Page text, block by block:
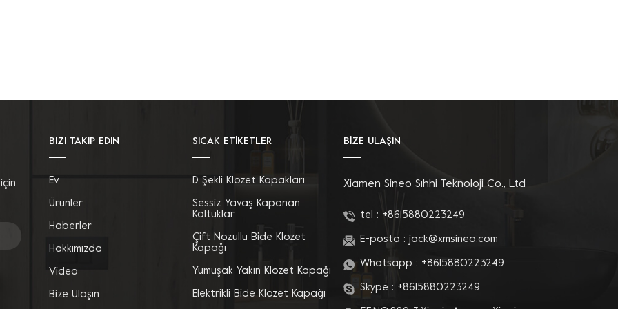
BIZI TAKIP EDIN
Ev
Ürünler
Haberler
Hakkımızda
Video
Bize Ulaşın
SICAK ETİKETLER
D Şekli Klozet Kapakları
Sessiz Yavaş Kapanan
Koltuklar
Çift Nozullu Bide Klozet
Kapağı
Yumuşak Yakın Klozet Kapağı
Elektrikli Bide Klozet Kapağı
BİZE ULAŞIN
Xiamen Sineo Sıhhi Teknoloji Co., Ltd
tel : +8615880223249
E-posta : jack@xmsineo.com
Whatsapp : +8615880223249
Skype : +8615880223249